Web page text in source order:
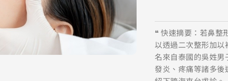
❝ 快速摘要：若鼻整
以透過二次整形加
名來自泰國的吳姓男
發炎、疼痛等諸多